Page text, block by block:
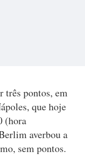
três pontos, em
que hoje
(hora
averbou a
sem pontos.